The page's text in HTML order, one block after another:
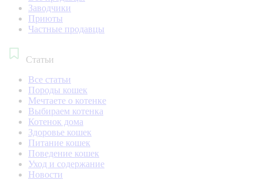
Заводчики
Приюты
Частные продавцы
Статьи
Все статьи
Породы кошек
Мечтаете о котенке
Выбираем котенка
Котенок дома
Здоровье кошек
Питание кошек
Поведение кошек
Уход и содержание
Новости